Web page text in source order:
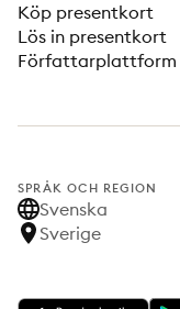
Köp presentkort
Lös in presentkort
Författarplattform
SPRÅK OCH REGION
Svenska
Sverige